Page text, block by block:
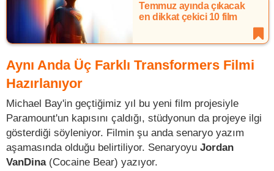
Temmuz ayında çıkacak
en dikkat çekici 10 film
Aynı Anda Üç Farklı Transformers Filmi
Hazırlanıyor
Michael Bay'in geçtiğimiz yıl bu yeni film projesiyle
Paramount'un kapısını çaldığı, stüdyonun da projeye ilgi
gösterdiği söyleniyor. Filmin şu anda senaryo yazım
aşamasında olduğu belirtiliyor. Senaryoyu Jordan
VanDina (Cocaine Bear) yazıyor.